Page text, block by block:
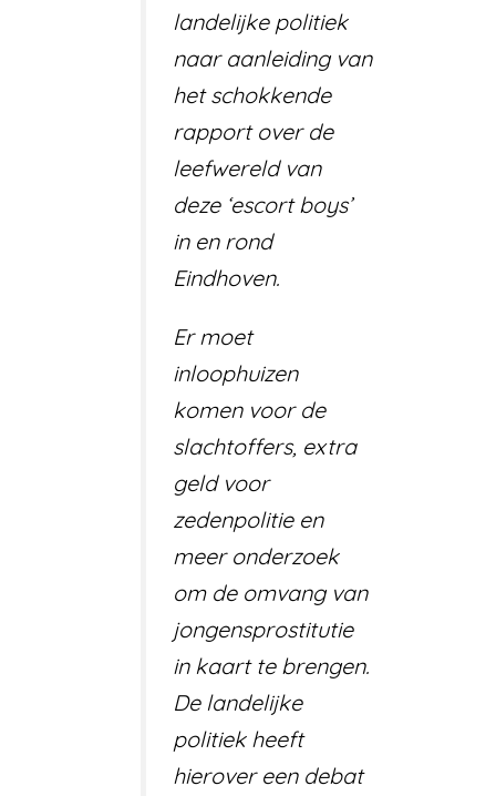
landelijke politiek
naar aanleiding van
het schokkende
rapport over de
leefwereld van
deze ‘escort boys’
in en rond
Eindhoven.
Er moet
inloophuizen
komen voor de
slachtoffers, extra
geld voor
zedenpolitie en
meer onderzoek
om de omvang van
jongensprostitutie
in kaart te brengen.
De landelijke
politiek heeft
hierover een debat